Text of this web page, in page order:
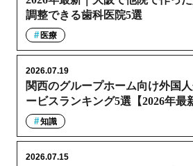
調整できる歯科医院5選
医療
関西のグループホーム向け外国
ービスランキング5選【2026年最
2026.07.19
知識
2026.07.15